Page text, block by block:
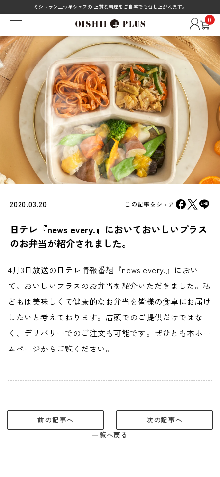
ミシュラン三つ星シェフの 上質な料理をご自宅でも召し上がれます。
0
2020.03.20 この記事をシェア
日テレ『news every.』においておいしいプラス
のお弁当が紹介されました。
4月3日放送の日テレ情報番組『news every.』におい
て、おいしいプラスのお弁当を紹介いただきました。私
どもは美味しくて健康的なお弁当を皆様の食卓にお届け
したいと考えております。店頭でのご提供だけではな
く、デリバリーでのご注文も可能です。ぜひとも本ホー
ムページからご覧ください。
前の記事へ
一覧へ戻る
次の記事へ